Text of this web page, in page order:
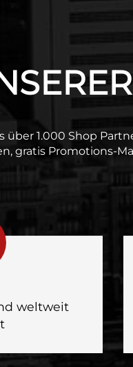
über 1.000 Shop
gratis Promotions-
weltweit